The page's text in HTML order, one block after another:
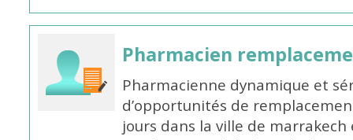
Pharmacien
Pharmacienne dynamique et
d’opportunités de
jours dans la ville de marrakech